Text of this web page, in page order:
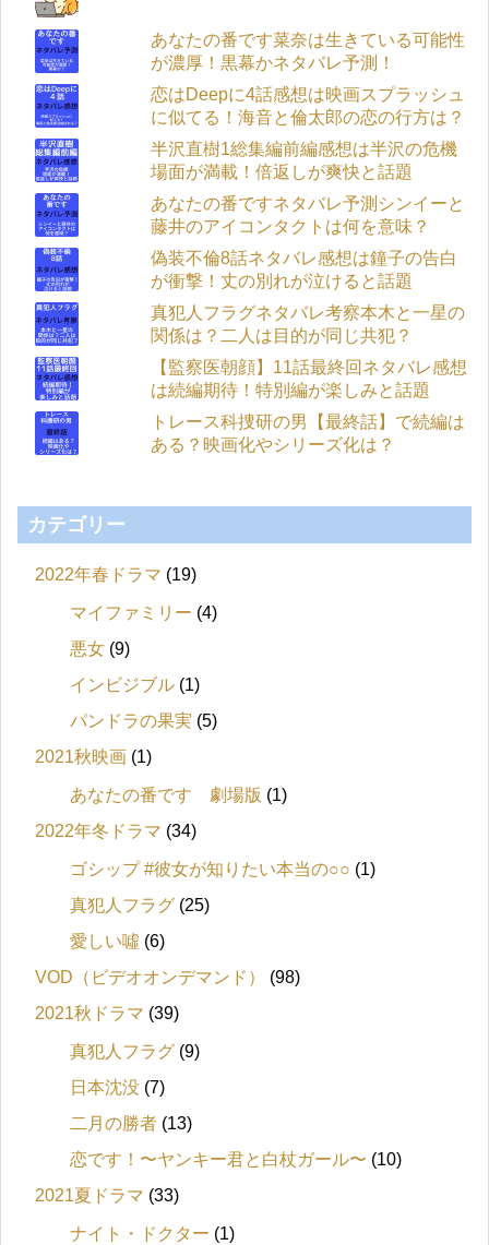
あなたの番です菜奈は生きている可能性
が濃厚！黒幕かネタバレ予測！
恋はDeepに4話感想は映画スプラッシュ
に似てる！海音と倫太郎の恋の行方は？
半沢直樹1総集編前編感想は半沢の危機
場面が満載！倍返しが爽快と話題
あなたの番ですネタバレ予測シンイーと
藤井のアイコンタクトは何を意味？
偽装不倫8話ネタバレ感想は鐘子の告白
が衝撃！丈の別れが泣けると話題
真犯人フラグネタバレ考察本木と一星の
関係は？二人は目的が同じ共犯？
【監察医朝顔】11話最終回ネタバレ感想
は続編期待！特別編が楽しみと話題
トレース科捜研の男【最終話】で続編は
ある？映画化やシリーズ化は？
カテゴリー
2022年春ドラマ (19)
マイファミリー (4)
悪女 (9)
インビジブル (1)
パンドラの果実 (5)
2021秋映画 (1)
あなたの番です 劇場版 (1)
2022年冬ドラマ (34)
ゴシップ #彼女が知りたい本当の○○ (1)
真犯人フラグ (25)
愛しい噓 (6)
VOD（ビデオオンデマンド）
(98)
2021秋ドラマ (39)
真犯人フラグ (9)
日本沈没 (7)
二月の勝者 (13)
恋です！〜ヤンキー君と白杖ガール〜 (10)
2021夏ドラマ (33)
ナイト・ドクター (1)